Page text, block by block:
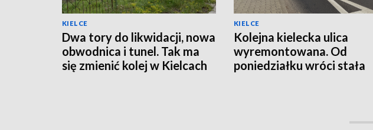
KIELCE
Dwa tory do likwidacji, nowa
obwodnica i tunel. Tak ma
się zmienić kolej w Kielcach
KIELCE
Kolejna kielecka ulica
wyremontowana. Od
poniedziałku wróci stała